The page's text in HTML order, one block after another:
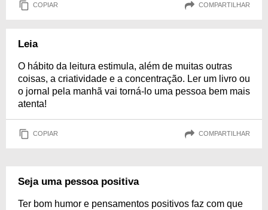
COPIAR COMPARTILHAR
Leia
O hábito da leitura estimula, além de muitas outras
coisas, a criatividade e a concentração. Ler um livro ou
o jornal pela manhã vai torná-lo uma pessoa bem mais
atenta!
COPIAR COMPARTILHAR
Seja uma pessoa positiva
Ter bom humor e pensamentos positivos faz com que